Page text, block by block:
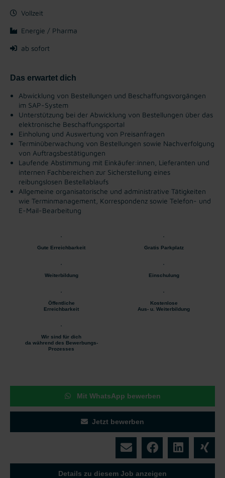
Vollzeit
Energie / Pharma
ab sofort
Das erwartet dich
Abwicklung von Bestellungen und Beschaffungsvorgängen
im SAP-System
Unterstützung bei der Abwicklung von Bestellungen über das
elektronische Beschaffungsportal
Einholung und Auswertung von Preisanfragen
Terminüberwachung von Bestellungen sowie Nachverfolgung
von Auftragsbestätigungen
Laufende Abstimmung mit Einkäufer:innen, Lieferanten und
internen Fachbereichen zur Sicherstellung eines
reibungslosen Bestellablaufs
Allgemeine organisatorische und administrative Tätigkeiten
wie Terminmanagement, Korrespondenz sowie Telefon- und
E-Mail-Bearbeitung
Gute Erreichbarkeit Gratis Parkplatz
Weiterbildung Einschulung
Öffentliche
Erreichbarkeit
Kostenlose
Aus- u. Weiterbildung
Wir sind für dich
da während des Bewerbungs-
Prozesses
Mit WhatsApp bewerben
Jetzt bewerben
Details zu diesem Job anzeigen